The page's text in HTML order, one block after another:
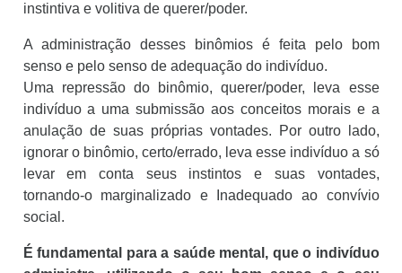
instintiva e volitiva de querer/poder.
A administração desses binômios é feita pelo bom
senso e pelo senso de adequação do indivíduo.
Uma repressão do binômio, querer/poder, leva esse
indivíduo a uma submissão aos conceitos morais e a
anulação de suas próprias vontades. Por outro lado,
ignorar o binômio, certo/errado, leva esse indivíduo a só
levar em conta seus instintos e suas vontades,
tornando-o marginalizado e Inadequado ao convívio
social.
É fundamental para a saúde mental, que o indivíduo